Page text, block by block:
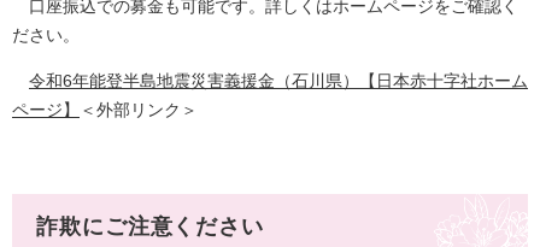
口座振込での募金も可能です。詳しくはホームページをご確認く
ださい。
令和6年能登半島地震災害義援金（石川県）【日本赤十字社ホーム
ページ】
＜外部リンク＞
詐欺にご注意ください